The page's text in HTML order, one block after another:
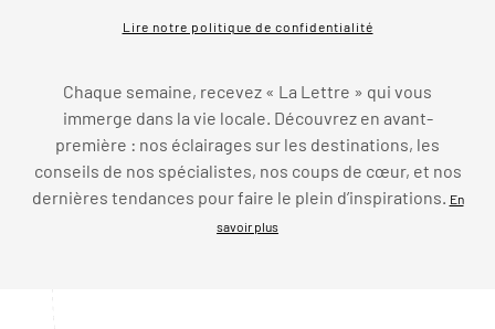
Lire notre politique de confidentialité
Chaque semaine, recevez « La Lettre » qui vous
immerge dans la vie locale. Découvrez en avant-
première : nos éclairages sur les destinations, les
conseils de nos spécialistes, nos coups de cœur, et nos
dernières tendances pour faire le plein d’inspirations.
En
savoir plus